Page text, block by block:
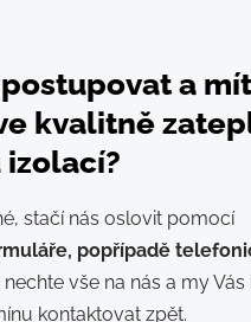
a
kvalitně
stačí nás oslovit pomocí
popřípadě
nechte vše na nás a my
kontaktovat zpět.